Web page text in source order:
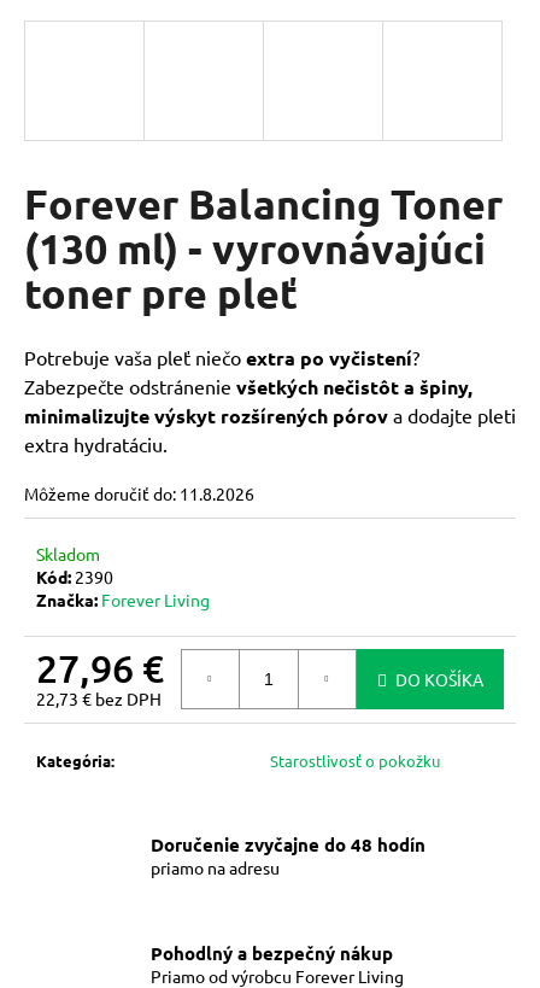
Forever Balancing Toner
(130 ml) - vyrovnávajúci
toner pre pleť
Potrebuje vaša pleť niečo extra po vyčistení?
Zabezpečte odstránenie všetkých nečistôt a špiny,
minimalizujte výskyt rozšírených pórov a dodajte pleti
extra hydratáciu.
Môžeme doručiť do: 11.8.2026
Skladom
Kód: 2390
Značka: Forever Living
27,96 €
22,73 € bez DPH
Jednotková
DO KOŠÍKA
Kategória: Starostlivosť o pokožku
Doručenie zvyčajne do 48 hodín
priamo na adresu
Pohodlný a bezpečný nákup
Priamo od výrobcu Forever Living
á
HĽADAŤ
O
d
p
o
r
ú
č
m
e
FOREVER
SENSATIONAL
64
ŽUVACÍCH